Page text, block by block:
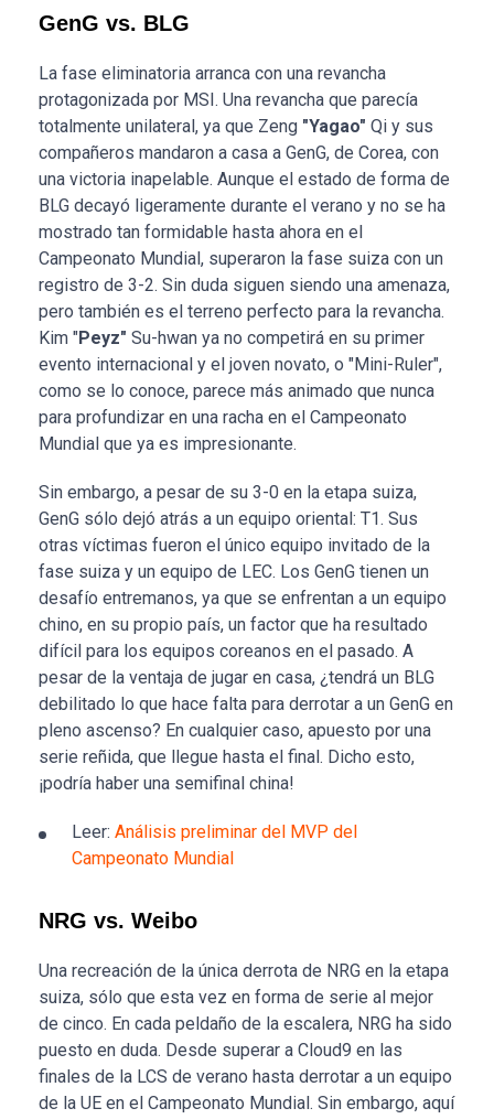
GenG vs. BLG
La fase eliminatoria arranca con una revancha
protagonizada por MSI. Una revancha que parecía
totalmente unilateral, ya que Zeng "Yagao" Qi y sus
compañeros mandaron a casa a GenG, de Corea, con
una victoria inapelable. Aunque el estado de forma de
BLG decayó ligeramente durante el verano y no se ha
mostrado tan formidable hasta ahora en el
Campeonato Mundial, superaron la fase suiza con un
registro de 3-2. Sin duda siguen siendo una amenaza,
pero también es el terreno perfecto para la revancha.
Kim "Peyz" Su-hwan ya no competirá en su primer
evento internacional y el joven novato, o "Mini-Ruler",
como se lo conoce, parece más animado que nunca
para profundizar en una racha en el Campeonato
Mundial que ya es impresionante.
Sin embargo, a pesar de su 3-0 en la etapa suiza,
GenG sólo dejó atrás a un equipo oriental: T1. Sus
otras víctimas fueron el único equipo invitado de la
fase suiza y un equipo de LEC. Los GenG tienen un
desafío entremanos, ya que se enfrentan a un equipo
chino, en su propio país, un factor que ha resultado
difícil para los equipos coreanos en el pasado. A
pesar de la ventaja de jugar en casa, ¿tendrá un BLG
debilitado lo que hace falta para derrotar a un GenG en
pleno ascenso? En cualquier caso, apuesto por una
serie reñida, que llegue hasta el final. Dicho esto,
¡podría haber una semifinal china!
Leer: Análisis preliminar del MVP del
Campeonato Mundial
NRG vs. Weibo
Una recreación de la única derrota de NRG en la etapa
suiza, sólo que esta vez en forma de serie al mejor
de cinco. En cada peldaño de la escalera, NRG ha sido
puesto en duda. Desde superar a Cloud9 en las
finales de la LCS de verano hasta derrotar a un equipo
de la UE en el Campeonato Mundial. Sin embargo, aquí